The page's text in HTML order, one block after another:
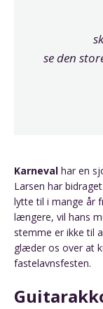
se den
Karneval har en
Larsen har
lytte til i mange år
længere, vil hans
stemme er ikke til
glæder os over at
fastelavnsfesten.